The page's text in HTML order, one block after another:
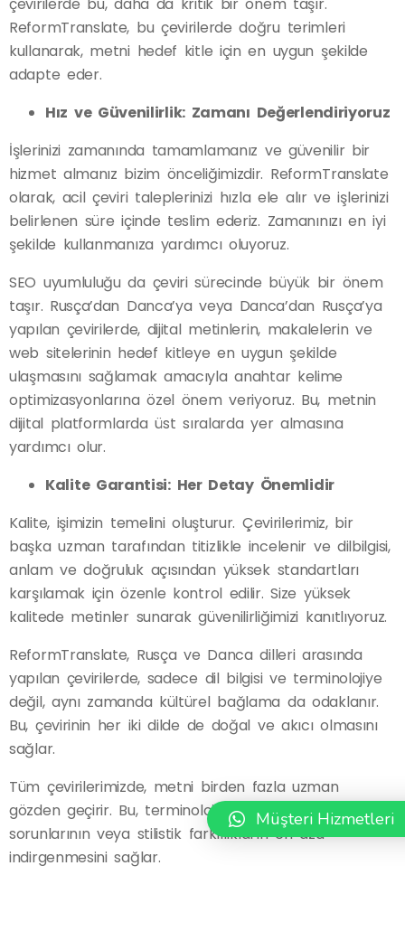
çevirilerde bu, daha da kritik bir önem taşır.
ReformTranslate, bu çevirilerde doğru terimleri
kullanarak, metni hedef kitle için en uygun şekilde
adapte eder.
Hız ve Güvenilirlik: Zamanı Değerlendiriyoruz
İşlerinizi zamanında tamamlamanız ve güvenilir bir
hizmet almanız bizim önceliğimizdir. ReformTranslate
olarak, acil çeviri taleplerinizi hızla ele alır ve işlerinizi
belirlenen süre içinde teslim ederiz. Zamanınızı en iyi
şekilde kullanmanıza yardımcı oluyoruz.
SEO uyumluluğu da çeviri sürecinde büyük bir önem
taşır. Rusça’dan Danca’ya veya Danca’dan Rusça’ya
yapılan çevirilerde, dijital metinlerin, makalelerin ve
web sitelerinin hedef kitleye en uygun şekilde
ulaşmasını sağlamak amacıyla anahtar kelime
optimizasyonlarına özel önem veriyoruz. Bu, metnin
dijital platformlarda üst sıralarda yer almasına
yardımcı olur.
Kalite Garantisi: Her Detay Önemlidir
Kalite, işimizin temelini oluşturur. Çevirilerimiz, bir
başka uzman tarafından titizlikle incelenir ve dilbilgisi,
anlam ve doğruluk açısından yüksek standartları
karşılamak için özenle kontrol edilir. Size yüksek
kalitede metinler sunarak güvenilirliğimizi kanıtlıyoruz.
ReformTranslate, Rusça ve Danca dilleri arasında
yapılan çevirilerde, sadece dil bilgisi ve terminolojiye
değil, aynı zamanda kültürel bağlama da odaklanır.
Bu, çevirinin her iki dilde de doğal ve akıcı olmasını
sağlar.
Tüm çevirilerimizde, metni birden fazla uzman
gözden geçirir. Bu, terminolojik hataların, dilbilgisi
sorunlarının veya stilistik farklılıkların en aza
indirgenmesini sağlar.
Müşteri Hizmetleri